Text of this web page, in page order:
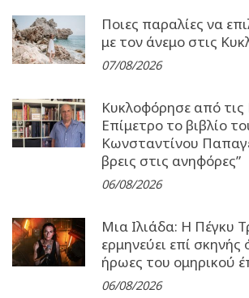
Ποιες παραλίες να
με τον άνεμο στις
07/08/2026
Κυκλοφόρησε από τις
Επίμετρο το βιβλίο
Κωνσταντίνου
βρεις στις ανηφόρες”
06/08/2026
Μια Ιλιάδα: H Πέγκυ
ερμηνεύει επί σκηνής
ήρωες του ομηρικού
06/08/2026